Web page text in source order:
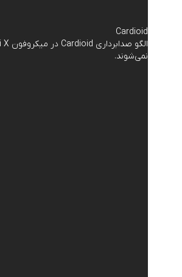
Cardioid
نمی‌شوند.